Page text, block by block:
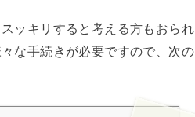
ッキリすると考える方もおられ
な手続きが必要ですので、次の